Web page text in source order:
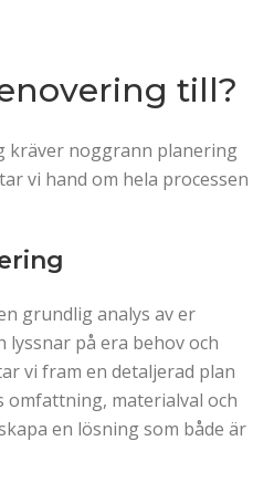
till?
kräver noggrann planering
vi hand om hela processen
grundlig analys av er
lyssnar på era behov och
vi fram en detaljerad plan
materialval och
en lösning som både är